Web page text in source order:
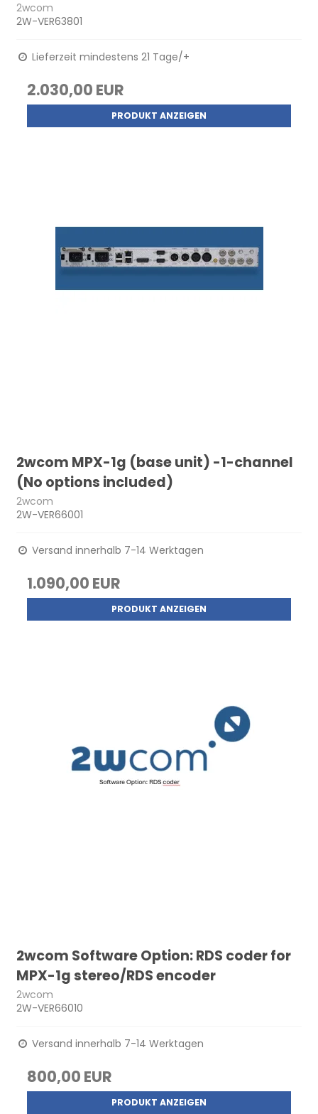
2wcom
2W-VER63801
Lieferzeit mindestens 21 Tage/+
2.030,00 EUR
PRODUKT ANZEIGEN
2wcom MPX-1g (base unit) -1-channel
(No options included)
2wcom
2W-VER66001
Versand innerhalb 7-14 Werktagen
1.090,00 EUR
PRODUKT ANZEIGEN
2wcom Software Option: RDS coder for
MPX-1g stereo/RDS encoder
2wcom
2W-VER66010
Versand innerhalb 7-14 Werktagen
800,00 EUR
PRODUKT ANZEIGEN